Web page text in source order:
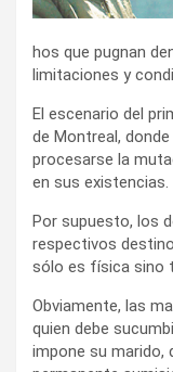
hos que pugnan
limitaciones y
El escenario del
de Montreal,
procesarse la
en sus existencias.
Por supuesto, los
respectivos
sólo es física sino
Obviamente, las
quien debe
impone su marido,